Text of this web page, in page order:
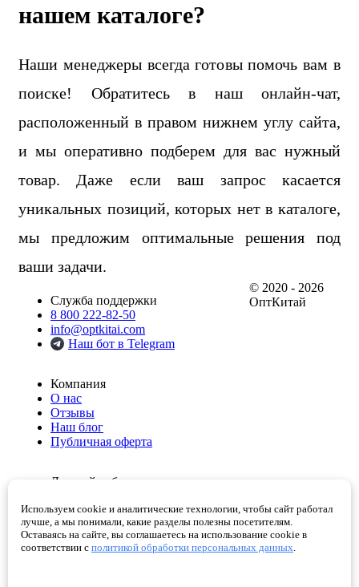
нашем каталоге?
Наши менеджеры всегда готовы помочь вам в
поиске! Обратитесь в наш онлайн-чат,
расположенный в правом нижнем углу сайта,
и мы оперативно подберем для вас нужный
товар. Даже если ваш запрос касается
уникальных позиций, которых нет в каталоге,
мы предложим оптимальные решения под
ваши задачи.
Служба поддержки
8 800 222-82-50
info@optkitai.com
Наш бот в Telegram
Компания
О нас
Отзывы
Наш блог
Публичная оферта
Личный кабинет
Избранное
Корзина
Проверенные поставщики
© 2020 - 2026
ОптКитай
Используем cookie и аналитические технологии, чтобы сайт работал
лучше, а мы понимали, какие разделы полезны посетителям.
Оставаясь на сайте, вы соглашаетесь на использование cookie в
соответствии с политикой обработки персональных данных.